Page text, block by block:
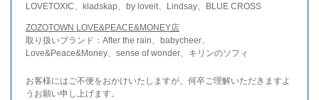
LOVETOXIC、kladskap、by loveit、Lindsay、BLUE CROSS
ZOZOTOWN LOVE&PEACE&MONEY店
取り扱いブランド：After the rain、babycheer、
Love&Peace&Money、sense of wonder、キリンのソフィ
お客様にはご不便をおかけいたしますが、何卒ご理解いただきますよ
うお願い申し上げます。